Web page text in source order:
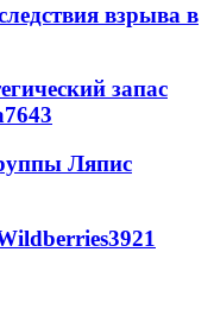
взрыва в
запас
7643
Ляпис
3921